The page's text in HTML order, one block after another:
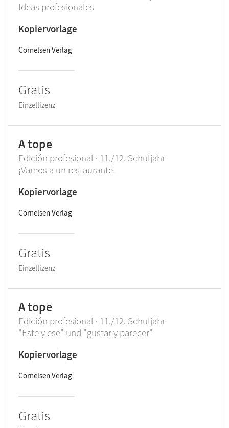
Ideas profesionales
Kopiervorlage
Cornelsen Verlag
Gratis
Einzellizenz
A tope
Edición profesional · 11./12. Schuljahr
¡Vamos a un restaurante!
Kopiervorlage
Cornelsen Verlag
Gratis
Einzellizenz
A tope
Edición profesional · 11./12. Schuljahr
"Este y ese" und "gustar y parecer"
Kopiervorlage
Cornelsen Verlag
Gratis